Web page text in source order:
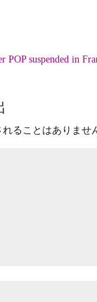
suspended in
ることはありませ